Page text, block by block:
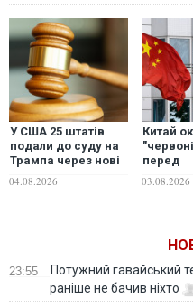
У США 25 штатів
подали до суду на
Трампа через нові
тарифи
04.08.2026
Китай
"червоні
перед
03.08.2026
23:55
Потужний гавайський
раніше не бачив ніхто